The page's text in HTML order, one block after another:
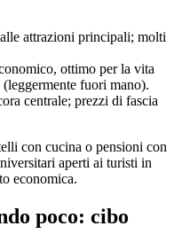
attrazioni principali; molti
ottimo per la vita
fuori mano).
centrale; prezzi di fascia
con cucina o pensioni con
aperti ai turisti in
economica.
poco: cibo